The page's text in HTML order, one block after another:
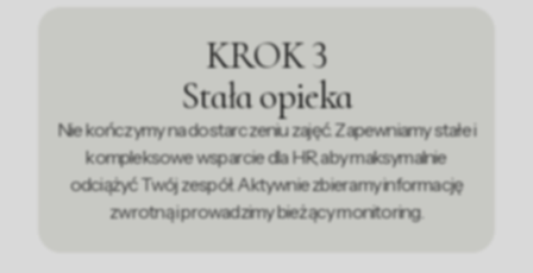
KROK 3
Stała opieka
Nie kończymy na dostarczeniu zajęć. Zapewniamy stałe i
kompleksowe wsparcie dla HR, aby maksymalnie
odciążyć Twój zespół. Aktywnie zbieramy informację
zwrotną i prowadzimy bieżący monitoring.